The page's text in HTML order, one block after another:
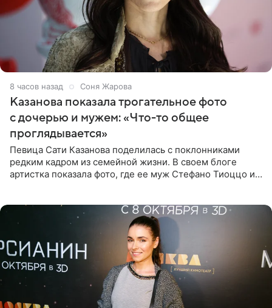
8 часов назад Соня Жарова
Казанова показала трогательное фото
с дочерью и мужем: «Что-то общее
проглядывается»
Певица Сати Казанова поделилась с поклонниками
редким кадром из семейной жизни. В своем блоге
артистка показала фото, где ее муж Стефано Тиоццо и